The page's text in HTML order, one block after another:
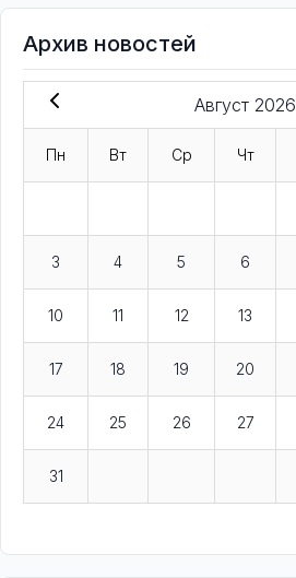
Архив новостей
Август 2026
Пн Вт Ср Чт
3 4 5 6
10 11 12 13
17 18 19 20
24 25 26 27
31